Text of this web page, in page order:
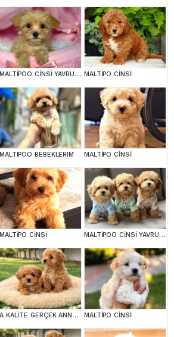
MALTİPOO CİNSİ YAVRULAR EV ÜRETİMİ MALTİPO CİNSİ
MALTIPOO BEBEKLERIM MALTİPO CİNSİ
MALTİPO CİNSİ MALTİPOO CİNSİ YAVRULAR EV ÜRETİMİ
A KALİTE GERÇEK ANNE BABA MALTİPOO YAVRULAR MALTİPO CİNSİ